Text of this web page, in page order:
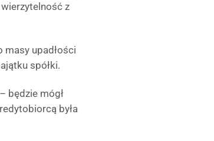
z
upadłości
spółki.
będzie mógł
była